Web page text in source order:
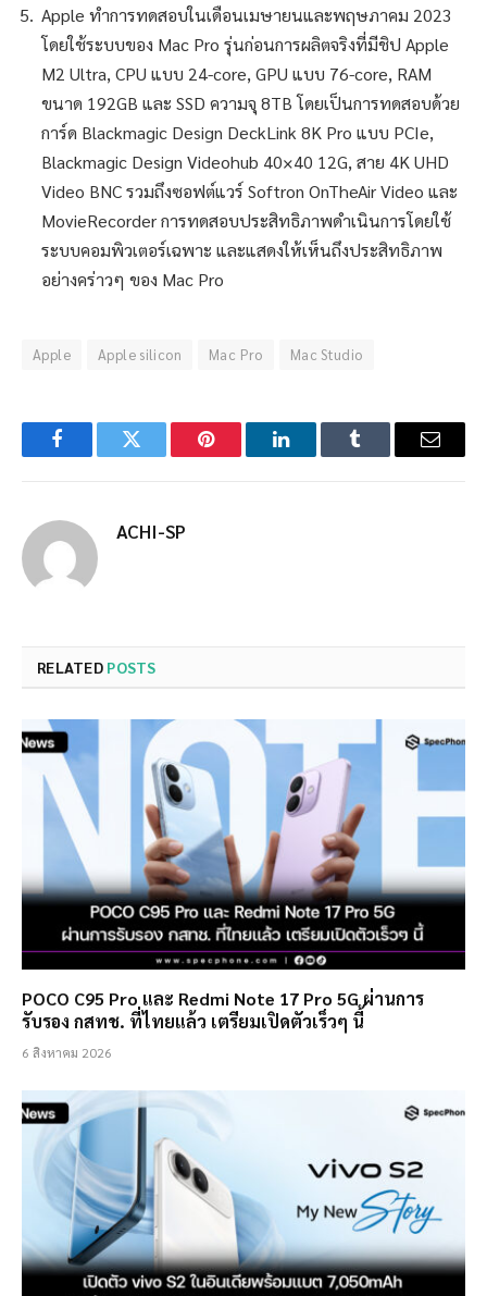
Apple ทำการทดสอบในเดือนเมษายนและพฤษภาคม 2023
โดยใช้ระบบของ Mac Pro รุ่นก่อนการผลิตจริงที่มีชิป Apple
M2 Ultra, CPU แบบ 24-core, GPU แบบ 76-core, RAM
ขนาด 192GB และ SSD ความจุ 8TB โดยเป็นการทดสอบด้วย
การ์ด Blackmagic Design DeckLink 8K Pro แบบ PCIe,
Blackmagic Design Videohub 40×40 12G, สาย 4K UHD
Video BNC รวมถึงซอฟต์แวร์ Softron OnTheAir Video และ
MovieRecorder การทดสอบประสิทธิภาพดำเนินการโดยใช้
ระบบคอมพิวเตอร์เฉพาะ และแสดงให้เห็นถึงประสิทธิภาพ
อย่างคร่าวๆ ของ Mac Pro
Apple Apple silicon Mac Pro Mac Studio
FacebookTwitter Pinterest LinkedInTumblr Email
ACHI-SP
RELATED POSTS
POCO C95 Pro และ Redmi Note 17 Pro 5G ผ่านการ
รับรอง กสทช. ที่ไทยแล้ว เตรียมเปิดตัวเร็วๆ นี้
6 สิงหาคม 2026